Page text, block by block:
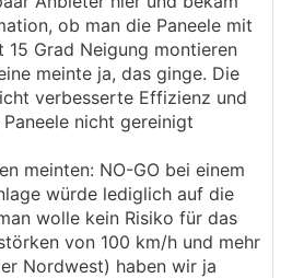
ob man die Paneele mit
Grad Neigung montieren
meinte ja, das ginge. Die
verbesserte Effizienz und
nicht gereinigt
meinten: NO-GO bei einem
würde lediglich auf die
wolle kein Risiko für das
von 100 km/h und mehr
Nordwest) haben wir ja